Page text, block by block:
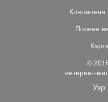
Полная
©
интернет-
Укр